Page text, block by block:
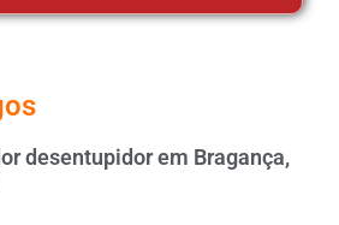
desentupidor em Bragança,